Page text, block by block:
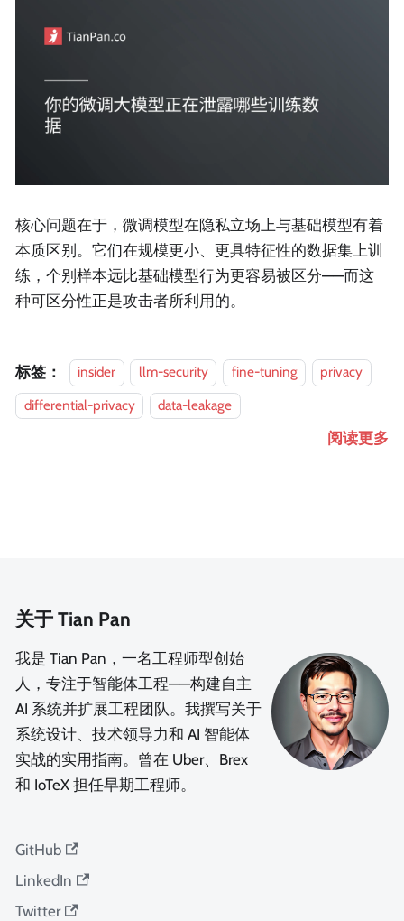
核心问题在于，微调模型在隐私立场上与基础模型有着
本质区别。它们在规模更小、更具特征性的数据集上训
练，个别样本远比基础模型行为更容易被区分——而这
种可区分性正是攻击者所利用的。
标签： insider llm-security fine-tuning
privacy
differential-privacy
data-leakage
阅读更多
关于 Tian Pan
我是 Tian Pan，一名工程师型创始
人，专注于智能体工程——构建自主
AI 系统并扩展工程团队。我撰写关于
系统设计、技术领导力和 AI 智能体
实战的实用指南。曾在 Uber、Brex
和 IoTeX 担任早期工程师。
GitHub
LinkedIn
Twitter